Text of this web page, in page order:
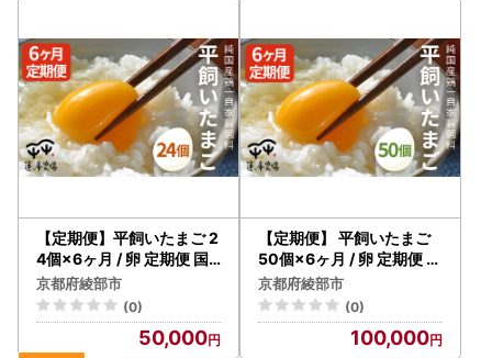
【定期便】平飼いたまご 2
4個×6ヶ月 / 卵 定期便 国
産 綾部市 / 株式会社For yo
uふぁーむ［BSCA013］
京都府綾部市
(0)
50,000
【定期便】 平飼いたまご
50個×6ヶ月 / 卵 定期便 国
産 綾部市 / 株式会社For yo
uふぁーむ［BSCA016］
京都府綾部市
(0)
100,000